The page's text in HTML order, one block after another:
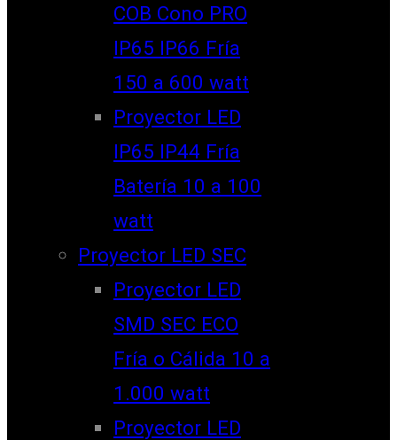
COB Cono PRO
IP65 IP66 Fría
150 a 600 watt
Proyector LED
IP65 IP44 Fría
Batería 10 a 100
watt
Proyector LED SEC
Proyector LED
SMD SEC ECO
Fría o Cálida 10 a
1.000 watt
Proyector LED